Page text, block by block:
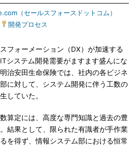
（セールスフォースドットコム）
開発プロセス
フォーメーション（DX）が加速する
システム開発需要がますます盛んにな
治安田生命保険では、社内の各ビジネ
に対して、システム開発に伴う工数の
していた。
算定には、高度な専門知識と過去の豊
結果として、限られた有識者が手作業
を得ず、情報システム部における恒常